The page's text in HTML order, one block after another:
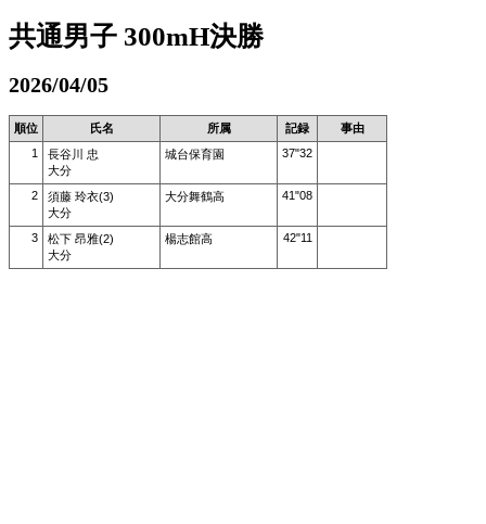
共通男子 300mH決勝
2026/04/05
順位 氏名 所属 記録
事由
1
長谷川 忠
大分
城台保育園 37"32
2
須藤 玲衣(3)
大分
大分舞鶴高 41"08
3
松下 昂雅(2)
大分
楊志館高 42"11